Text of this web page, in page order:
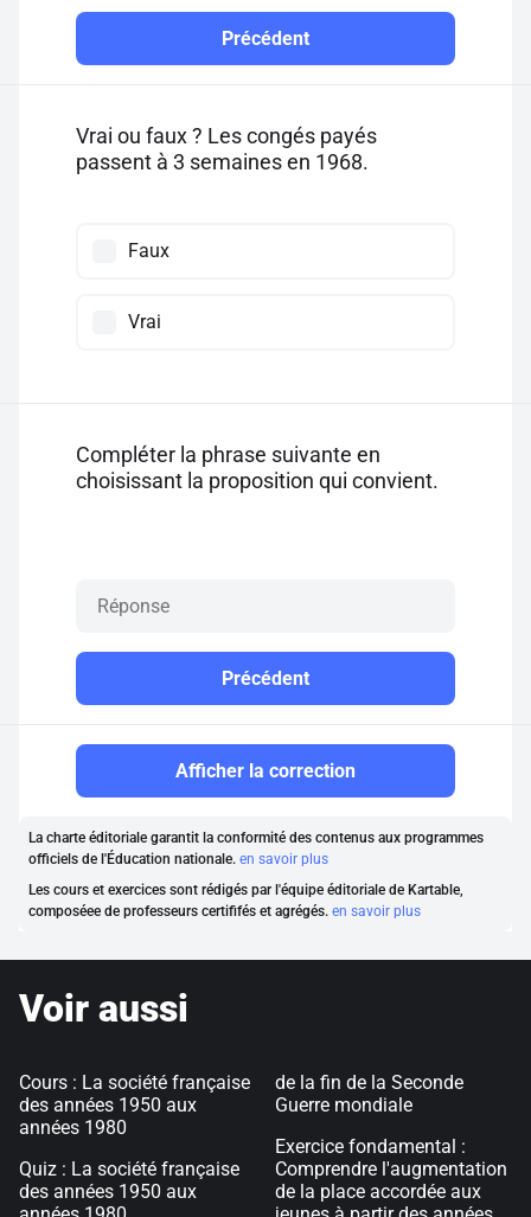
Précédent
Vrai ou faux ? Les congés payés
passent à 3 semaines en 1968.
Faux
Vrai
Compléter la phrase suivante en
choisissant la proposition qui convient.
Précédent
Afficher la correction
La charte éditoriale garantit la conformité des contenus aux programmes
officiels de l'Éducation nationale. en savoir plus
Les cours et exercices sont rédigés par l'équipe éditoriale de Kartable,
composéee de professeurs certififés et agrégés. en savoir plus
Voir aussi
Cours : La société française
des années 1950 aux
années 1980
Quiz : La société française
des années 1950 aux
de la fin de la Seconde
Guerre mondiale
Exercice fondamental :
Comprendre l'augmentation
de la place accordée aux